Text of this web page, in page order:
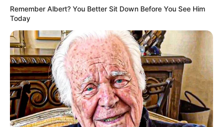
Remember Albert? You Better Sit Down Before You See Him
Today